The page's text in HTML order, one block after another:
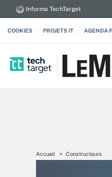
Informa TechTarget
COOKIES PROJETS IT AGENDA
Accueil Constructeurs